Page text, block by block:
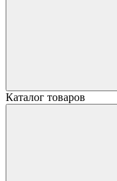
Каталог товаров